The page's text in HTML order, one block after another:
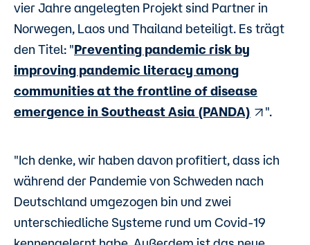
vier Jahre angelegten Projekt sind Partner in
Norwegen, Laos und Thailand beteiligt. Es trägt
den Titel: "Preventing pandemic risk by
improving pandemic literacy among
communities at the frontline of disease
emergence in Southeast Asia (PANDA)
".
"Ich denke, wir haben davon profitiert, dass ich
während der Pandemie von Schweden nach
Deutschland umgezogen bin und zwei
unterschiedliche Systeme rund um Covid-19